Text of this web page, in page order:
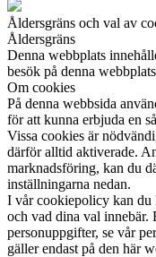
Åldersgräns och val av
Åldersgräns
Denna webbplats
besök på denna
Om cookies
På denna webbsida
för att kunna erbjuda en
Vissa cookies är
därför alltid aktiverade.
marknadsföring, kan du
inställningarna nedan.
I vår cookiepolicy kan du
och vad dina val innebär.
personuppgifter, se vår
gäller endast på den här